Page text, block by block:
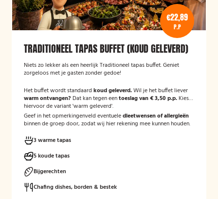
€22,89
P.P
TRADITIONEEL TAPAS BUFFET (KOUD GELEVERD)
Niets zo lekker als een heerlijk Traditioneel tapas buffet. Geniet
zorgeloos met je gasten zonder gedoe!
Het buffet wordt standaard koud geleverd.Wil je het buffet liever
warm ontvangen? Dat kan tegen eentoeslag van € 3,50 p.p. Kies
hiervoor de variant 'warm geleverd'.
Geef in het opmerkingenveld eventueledieetwensen of allergieën
binnen de groep door, zodat wij hier rekening mee kunnen houden.
3 warme tapas
5 koude tapas
Bijgerechten
Chafing dishes, borden & bestek